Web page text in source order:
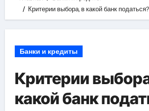
Критерии выбора, в какой банк податься?
Банки и кредиты
Критерии
какой банк